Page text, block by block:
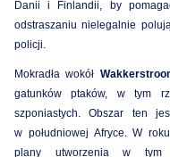
Danii i Finlandii, by
odstraszaniu nielegalnie
policji.
Mokradła wokół
gatunków ptaków, w tym
szponiastych. Obszar ten
w południowej Afryce. W
plany utworzenia w tym